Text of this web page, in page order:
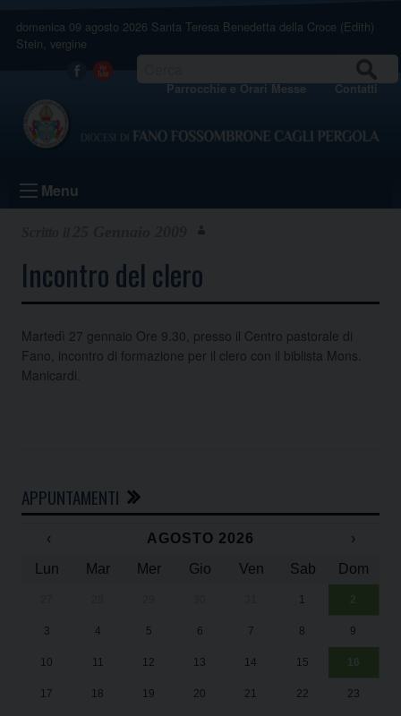
content
domenica 09 agosto 2026 Santa Teresa Benedetta della Croce (Edith)
Stein, vergine
Facebook
Youtube Parrocchie e Orari Messe Contatti
Menu
Incontro del clero
Martedì 27 gennaio Ore 9.30, presso il Centro pastorale di
Fano, incontro di formazione per il clero con il biblista Mons.
Manicardi.
APPUNTAMENTI
‹ AGOSTO 2026
›
Lun
Mar Mer Gio Ven Sab Dom
1 2
3 4 5 6 7 8 9
10 11 12 13 14 15 16
17 18 19 20 21 22 23